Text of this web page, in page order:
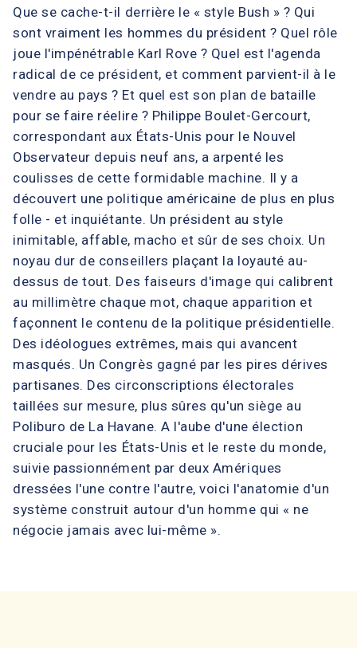
Que se cache-t-il derrière le « style Bush » ? Qui
sont vraiment les hommes du président ? Quel rôle
joue l'impénétrable Karl Rove ? Quel est l'agenda
radical de ce président, et comment parvient-il à le
vendre au pays ? Et quel est son plan de bataille
pour se faire réelire ? Philippe Boulet-Gercourt,
correspondant aux États-Unis pour le Nouvel
Observateur depuis neuf ans, a arpenté les
coulisses de cette formidable machine. Il y a
découvert une politique américaine de plus en plus
folle - et inquiétante. Un président au style
inimitable, affable, macho et sûr de ses choix. Un
noyau dur de conseillers plaçant la loyauté au-
dessus de tout. Des faiseurs d'image qui calibrent
au millimètre chaque mot, chaque apparition et
façonnent le contenu de la politique présidentielle.
Des idéologues extrêmes, mais qui avancent
masqués. Un Congrès gagné par les pires dérives
partisanes. Des circonscriptions électorales
taillées sur mesure, plus sûres qu'un siège au
Poliburo de La Havane. A l'aube d'une élection
cruciale pour les États-Unis et le reste du monde,
suivie passionnément par deux Amériques
dressées l'une contre l'autre, voici l'anatomie d'un
système construit autour d'un homme qui « ne
négocie jamais avec lui-même ».